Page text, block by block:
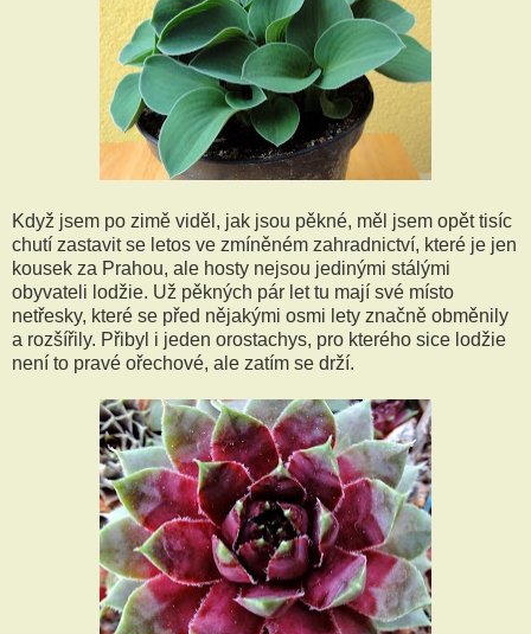
Když jsem po zimě viděl, jak jsou pěkné, měl jsem opět tisíc
chutí zastavit se letos ve zmíněném zahradnictví, které je jen
kousek za Prahou, ale hosty nejsou jedinými stálými
obyvateli lodžie. Už pěkných pár let tu mají své místo
netřesky, které se před nějakými osmi lety značně obměnily
a rozšířily. Přibyl i jeden orostachys, pro kterého sice lodžie
není to pravé ořechové, ale zatím se drží.